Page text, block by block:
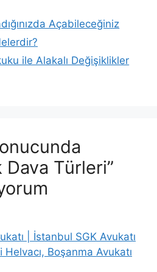
Açabileceğiniz
ile Alakalı Değişiklikler
Dava Türleri”
| İstanbul SGK Avukatı
Boşanma Avukatı